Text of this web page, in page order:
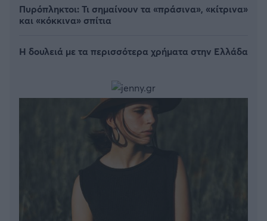
Πυρόπληκτοι: Τι σημαίνουν τα «πράσινα», «κίτρινα»
και «κόκκινα» σπίτια
Η δουλειά με τα περισσότερα χρήματα στην Ελλάδα